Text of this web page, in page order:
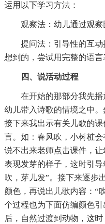
运用以下学习方法：
观察法：幼儿通过观察
提问法：引导性的互动
想到的，尝试用完整的语言
四、说活动过程
在开始的那部分我先
幼儿带入诗歌的情境之中。
接下来我出示有关儿歌的
言。如：春风吹，小树桩
说不出来老师点击课件，
表现发芽的样子，这时引
吹，芽儿发”。接下来逐步
颜色，再说出儿歌内容：“
个过程也为下面仿编颜色
后，自然过渡到动物，这